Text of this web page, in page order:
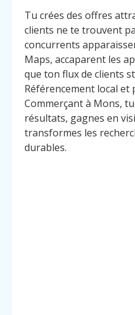
Tu crées des offres
clients ne te trouvent
concurrents
Maps, accaparent les
que ton flux de clients
Référencement local et
Commerçant à Mons,
résultats, gagnes en
transformes les
durables.